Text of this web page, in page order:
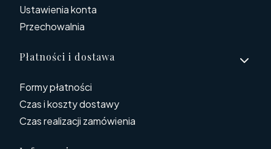
Ustawienia konta
Przechowalnia
Płatności i dostawa
Formy płatności
Czas i koszty dostawy
Czas realizacji zamówienia